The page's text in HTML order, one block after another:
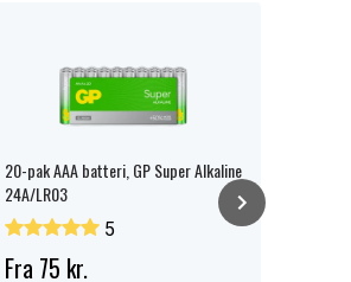
20-pak AAA batteri, GP Super Alkaline
24A/LR03
5
Fra 75 kr.